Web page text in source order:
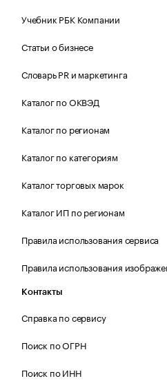
Учебник РБК Компании
Статьи о бизнесе
Словарь PR и маркетинга
Каталог по ОКВЭД
Каталог по регионам
Каталог по категориям
Каталог торговых марок
Каталог ИП по регионам
Правила использования сервиса
Правила использования
Контакты
Справка по сервису
Поиск по ОГРН
Поиск по ИНН